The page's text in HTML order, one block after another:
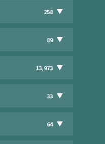
258
89
13,973
33
64